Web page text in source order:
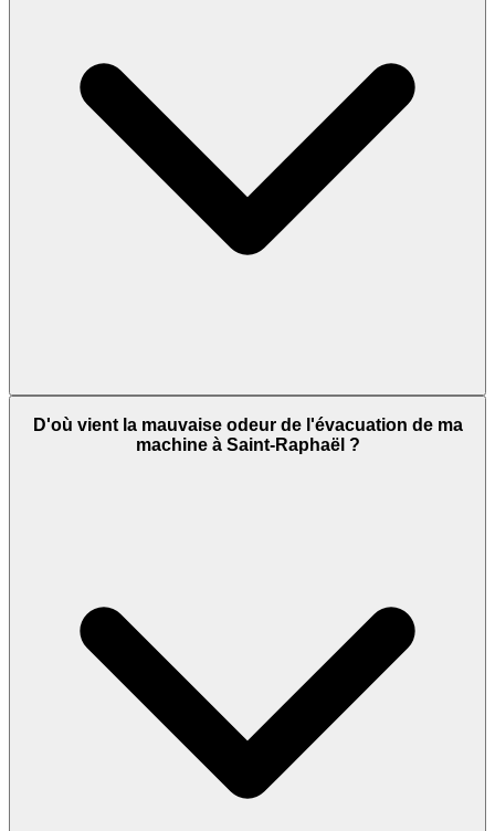
D'où vient la mauvaise odeur de l'évacuation de ma
machine à Saint-Raphaël ?